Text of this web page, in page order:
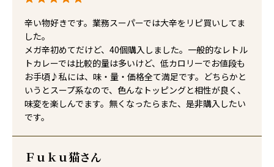
辛い物好きです。業務スーパーでは大辛をリピ買いしてま
した。
メガ辛初めてだけど、40個購入しました。一般的なレトル
トカレーでは比較的量は多いけど、低カロリーでお値段も
お手頃♪私には、味・量・価格全て満足です。どちらかと
いうとスープ系なので、色んなトッピングと相性が良く、
味変を楽しんでます。無くなったらまた、是非購入したい
です。
Ｆｕｋｕ猫